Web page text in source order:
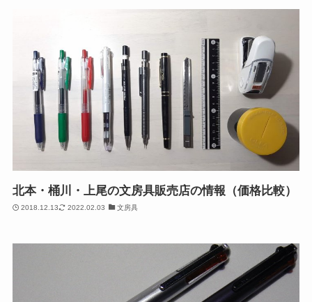
北本・桶川・上尾の文房具販売店の情報（価格比較）
2018.12.13 2022.02.03 文房具